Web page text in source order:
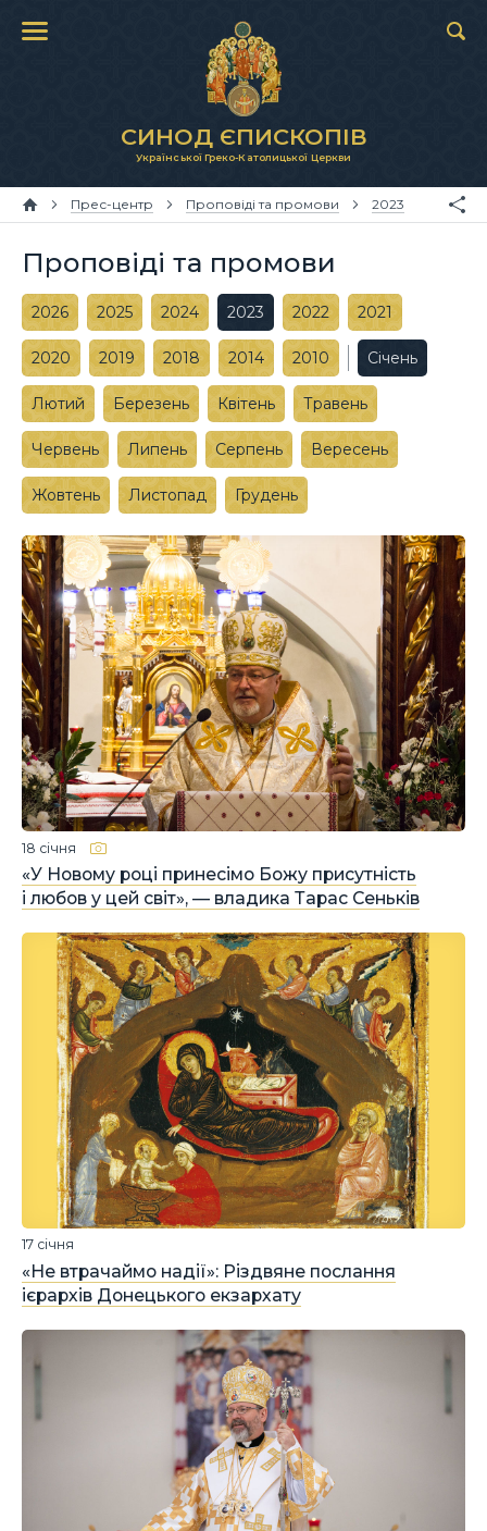
СИНОД ЄПИСКОПІВ
Української Греко-Католицької Церкви
Прес-центр Проповіді та промови 2023
Проповіді та промови
2026 2025 2024 2023 2022 2021
2020 2019 2018 2014 2010 Січень
Лютий Березень Квітень Травень
Червень Липень Серпень Вересень
Жовтень Листопад Грудень
«У Новому році принесімо Божу присутність
і любов у цей світ», — владика Тарас Сеньків
18 січня
«Не втрачаймо надії»: Різдвяне послання
ієрархів Донецького екзархату
17 січня